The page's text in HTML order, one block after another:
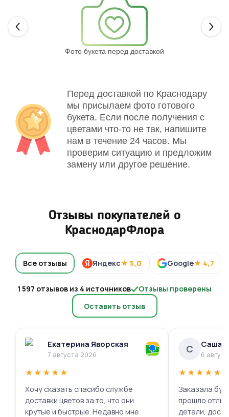
Фото букета перед доставкой
Перед доставкой по Краснодару
мы присылаем фото готового
букета. Если после получения с
цветами что-то не так, напишите
нам в течение 24 часов. Мы
проверим ситуацию и предложим
замену или другое решение.
Отзывы покупателей о
КраснодарФлора
Все отзывы Яндекс★ 5,0 Google★ 4,7
1 597 отзывов из 4 источников
Отзывы проверены
Оставить отзыв
Екатерина Яворская
7 августа 2026
★★★★★
Хочу сказать спасибо службе
доставки цветов за то, что они
крутые и быстрые. Недавно мне
С Саша
6
★★★★★
Заказала
прошло
детали,